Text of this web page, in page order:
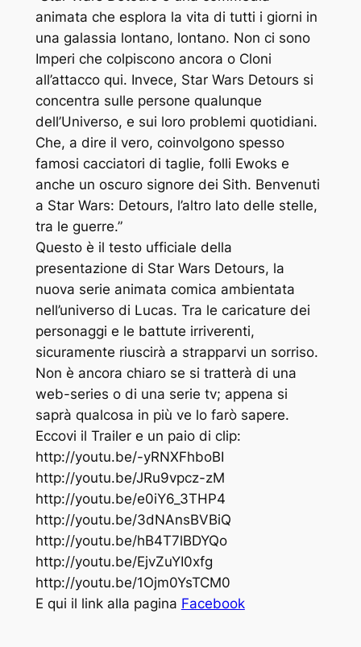
animata che esplora la vita di tutti i giorni in
una galassia lontano, lontano. Non ci sono
Imperi che colpiscono ancora o Cloni
all’attacco qui. Invece, Star Wars Detours si
concentra sulle persone qualunque
dell’Universo, e sui loro problemi quotidiani.
Che, a dire il vero, coinvolgono spesso
famosi cacciatori di taglie, folli Ewoks e
anche un oscuro signore dei Sith. Benvenuti
a Star Wars: Detours, l’altro lato delle stelle,
tra le guerre.”
Questo è il testo ufficiale della
presentazione di Star Wars Detours, la
nuova serie animata comica ambientata
nell’universo di Lucas. Tra le caricature dei
personaggi e le battute irriverenti,
sicuramente riuscirà a strapparvi un sorriso.
Non è ancora chiaro se si tratterà di una
web-series o di una serie tv; appena si
saprà qualcosa in più ve lo farò sapere.
Eccovi il Trailer e un paio di clip:
http://youtu.be/-yRNXFhboBI
http://youtu.be/JRu9vpcz-zM
http://youtu.be/e0iY6_3THP4
http://youtu.be/3dNAnsBVBiQ
http://youtu.be/hB4T7lBDYQo
http://youtu.be/EjvZuYI0xfg
http://youtu.be/1Ojm0YsTCM0
E qui il link alla pagina Facebook